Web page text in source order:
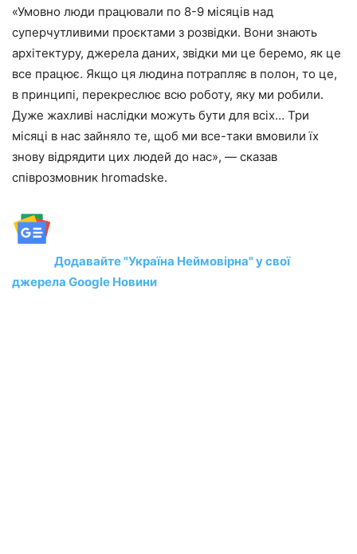
«Умовно люди працювали по 8-9 місяців над
суперчутливими проєктами з розвідки. Вони знають
архітектуру, джерела даних, звідки ми це беремо, як це
все працює. Якщо ця людина потрапляє в полон, то це,
в принципі, перекреслює всю роботу, яку ми робили.
Дуже жахливі наслідки можуть бути для всіх… Три
місяці в нас зайняло те, щоб ми все-таки вмовили їх
знову відрядити цих людей до нас», — сказав
співрозмовник hromadske.
Додавайте "Україна Неймовірна" у свої
джерела Google Новини